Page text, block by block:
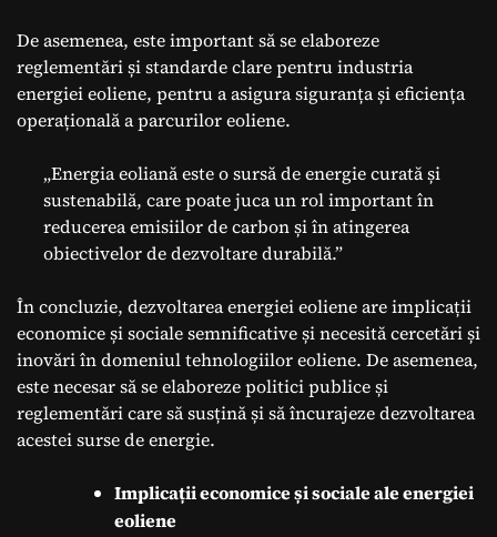
De asemenea, este important să se elaboreze
reglementări și standarde clare pentru industria
energiei eoliene, pentru a asigura siguranța și eficiența
operațională a parcurilor eoliene.
„Energia eoliană este o sursă de energie curată și
sustenabilă, care poate juca un rol important în
reducerea emisiilor de carbon și în atingerea
obiectivelor de dezvoltare durabilă.”
În concluzie, dezvoltarea energiei eoliene are implicații
economice și sociale semnificative și necesită cercetări și
inovări în domeniul tehnologiilor eoliene. De asemenea,
este necesar să se elaboreze politici publice și
reglementări care să susțină și să încurajeze dezvoltarea
acestei surse de energie.
Implicații economice și sociale ale energiei
eoliene